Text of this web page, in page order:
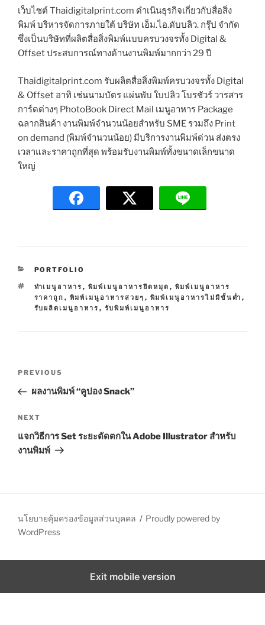
เว็บไซต์ Thaidigitalprint.com ดำเนินธุรกิจเกี่ยวกับสื่อสิ่ง
พิมพ์ บริหารจัดการภายใต้ บริษัท เอ็ม.ไอ.ดับบลิว. กรุ๊ป จำกัด
ซึ่งเป็นบริษัทที่ผลิตสื่อสิ่งพิมพ์แบบครบวงจรทั้ง Digital &
Offset ประสบการณ์ทางด้านงานพิมพ์มากกว่า 29 ปี
Thaidigitalprint.com รับผลิตสื่อสิ่งพิมพ์ครบวงจรทั้ง Digital
& Offset อาทิ เช่นนามบัตร แผ่นพับ ใบปลิว โบรชัวร์ วารสาร
การ์ดต่างๆ PhotoBook Direct Mail เมนูอาหาร Package
ฉลากสินค้า งานพิมพ์จำนวนน้อยสำหรับ SME รวมถึง Print
on demand (พิมพ์จำนวนน้อย) มีบริการงานพิมพ์ด่วน ส่งตรง
เวลาและราคาถูกที่สุด พร้อมรับงานพิมพ์ทั้งขนาดเล็กขนาด
ใหญ่
C
T
E
G
PORTFOLIO
T
A
G
ทำเมนูอาหาร , พิมพ์เมนูอาหารยึดหมุด , พิมพ์เมนูอาหาร
ราคาถูก , พิมพ์เมนูอาหารสวยๆ , พิมพ์เมนูอาหารไม่มีขั้นต่ำ ,
รับผลิตเมนูอาหาร , รับพิมพ์เมนูอาหาร
s
t
n
a
a
t
o
P
r
v
s
t
PREVIOUS
ผลงานพิมพ์ “คูปอง Snack”
N
e
x
t
NEXT
แจกวิธีการ Set ระยะตัดตกใน Adobe Illustrator สำหรับ
งานพิมพ์
นโยบายคุ้มครองข้อมูลส่วนบุคคล
Proudly powered by
WordPress
Exit mobile version